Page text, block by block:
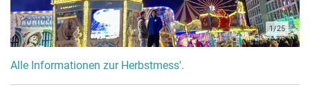
1/25
Alle Informationen zur Herbstmess'.